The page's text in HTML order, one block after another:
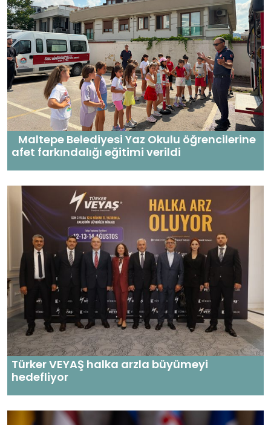
Maltepe Belediyesi Yaz Okulu öğrencilerine
afet farkındalığı eğitimi verildi
Türker VEYAŞ halka arzla büyümeyi
hedefliyor